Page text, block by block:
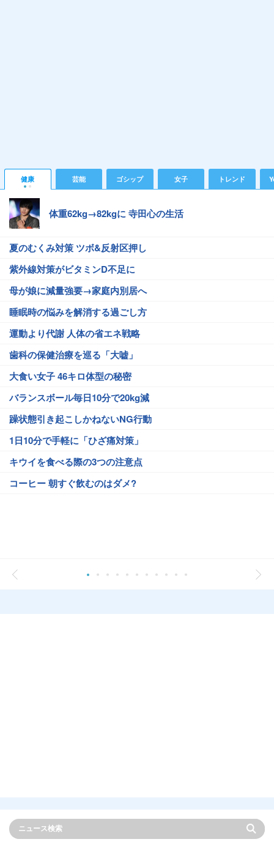
健康 芸能 ゴシップ 女子 トレンド
体重62kg→82kgに 寺田心の生活
夏のむくみ対策 ツボ&反射区押し
紫外線対策がビタミンD不足に
母が娘に減量強要→家庭内別居へ
睡眠時の悩みを解消する過ごし方
運動より代謝 人体の省エネ戦略
歯科の保健治療を巡る「大嘘」
大食い女子 46キロ体型の秘密
バランスボール毎日10分で20kg減
躁状態引き起こしかねないNG行動
1日10分で手軽に「ひざ痛対策」
キウイを食べる際の3つの注意点
コーヒー 朝すぐ飲むのはダメ?